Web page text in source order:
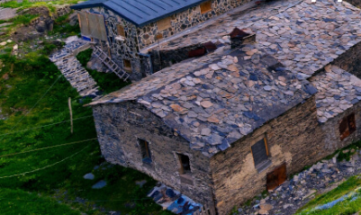
Gutscheine
Messen und
Notfallteam und